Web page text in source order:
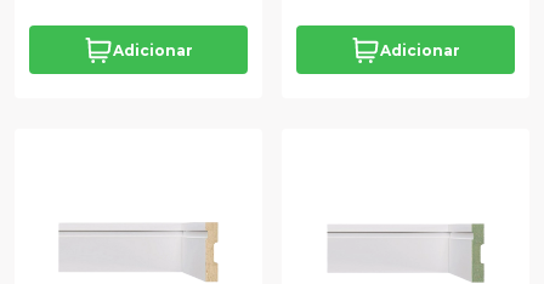
Adicionar Adicionar